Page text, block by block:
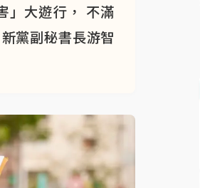
」大遊行， 不滿
黨副秘書長游智